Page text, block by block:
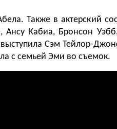
Также в актерский
Кабиа, Бронсон
Сэм Тейлор-
с семьей Эми во съемок.